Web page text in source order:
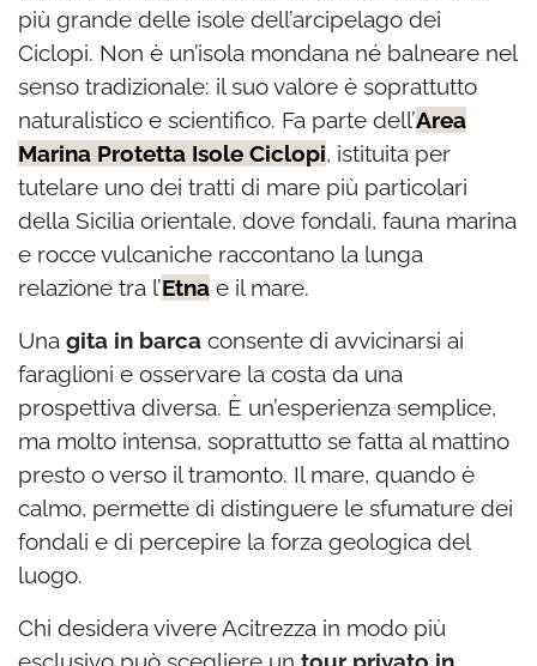
più grande delle isole dell’arcipelago dei
Ciclopi. Non è un’isola mondana né balneare nel
senso tradizionale: il suo valore è soprattutto
naturalistico e scientifico. Fa parte dell’Area
Marina Protetta Isole Ciclopi, istituita per
tutelare uno dei tratti di mare più particolari
della Sicilia orientale, dove fondali, fauna marina
e rocce vulcaniche raccontano la lunga
relazione tra l’Etna e il mare.
Una gita in barca consente di avvicinarsi ai
faraglioni e osservare la costa da una
prospettiva diversa. È un’esperienza semplice,
ma molto intensa, soprattutto se fatta al mattino
presto o verso il tramonto. Il mare, quando è
calmo, permette di distinguere le sfumature dei
fondali e di percepire la forza geologica del
luogo.
Chi desidera vivere Acitrezza in modo più